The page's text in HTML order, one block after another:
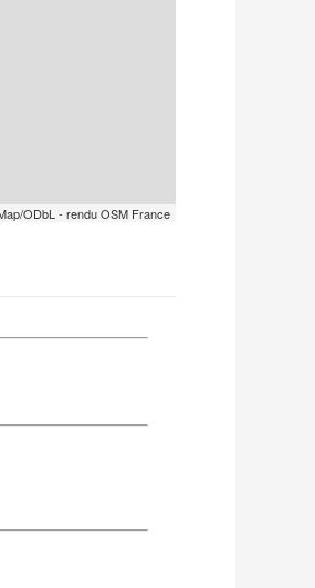
ODbL - rendu OSM France